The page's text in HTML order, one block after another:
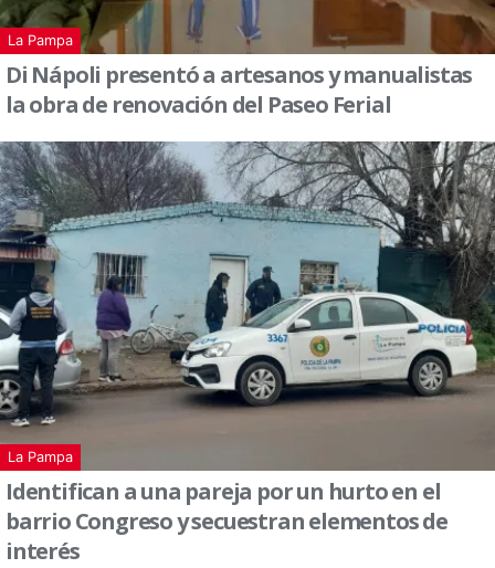
La Pampa
Di Nápoli presentó a artesanos y manualistas
la obra de renovación del Paseo Ferial
La Pampa
Identifican a una pareja por un hurto en el
barrio Congreso y secuestran elementos de
interés